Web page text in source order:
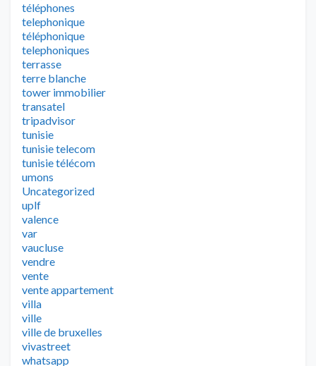
téléphones
telephonique
téléphonique
telephoniques
terrasse
terre blanche
tower immobilier
transatel
tripadvisor
tunisie
tunisie telecom
tunisie télécom
umons
Uncategorized
uplf
valence
var
vaucluse
vendre
vente
vente appartement
villa
ville
ville de bruxelles
vivastreet
whatsapp